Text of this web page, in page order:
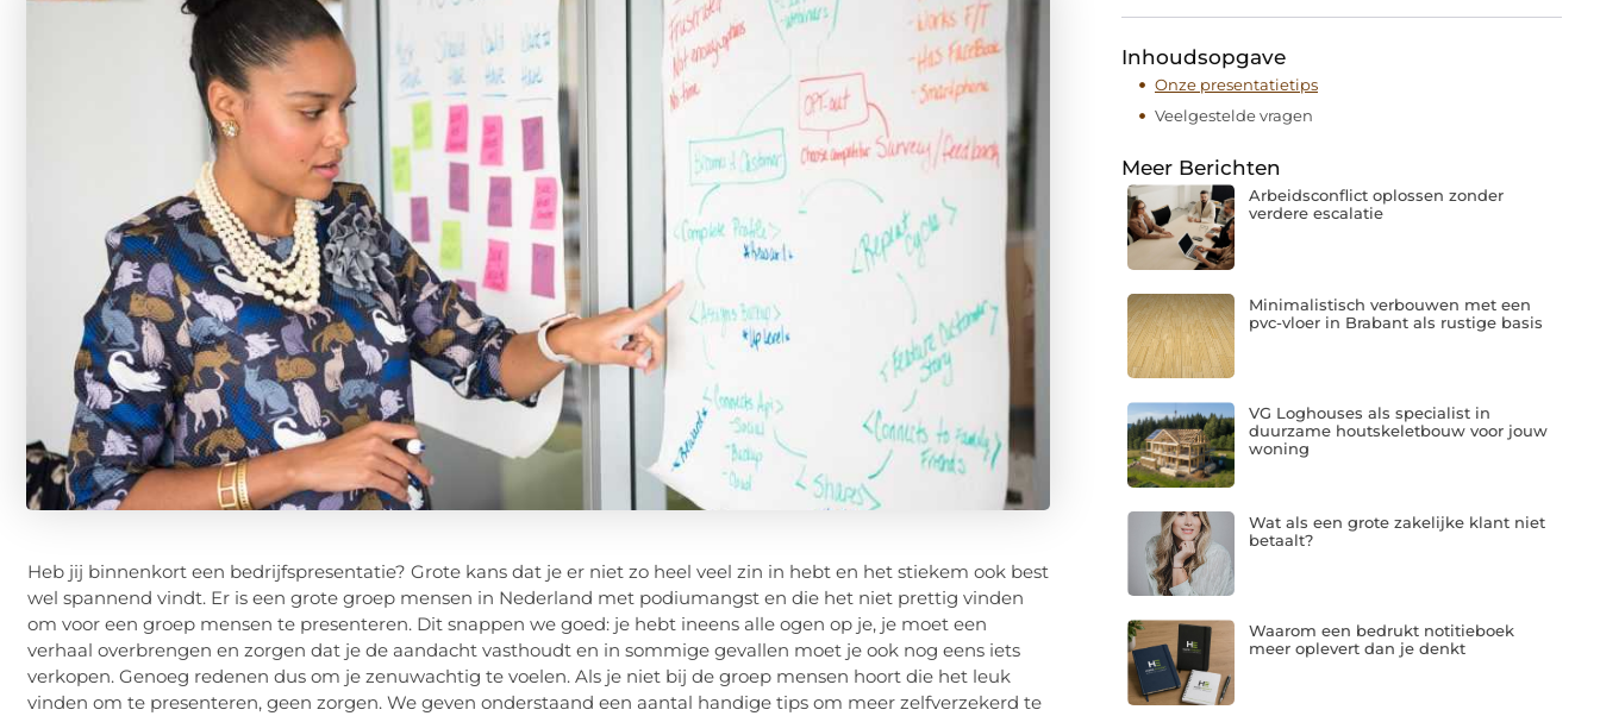
Heb jij binnenkort een bedrijfspresentatie? Grote kans dat je er niet zo heel veel zin in hebt en het stiekem ook best
wel spannend vindt. Er is een grote groep mensen in Nederland met podiumangst en die het niet prettig vinden
om voor een groep mensen te presenteren. Dit snappen we goed: je hebt ineens alle ogen op je, je moet een
verhaal overbrengen en zorgen dat je de aandacht vasthoudt en in sommige gevallen moet je ook nog eens iets
verkopen. Genoeg redenen dus om je zenuwachtig te voelen. Als je niet bij de groep mensen hoort die het leuk
vinden om te presenteren, geen zorgen. We geven onderstaand een aantal handige tips om meer zelfverzekerd te
Inhoudsopgave
Onze presentatietips
Veelgestelde vragen
Meer Berichten
Arbeidsconflict oplossen zonder
verdere escalatie
Minimalistisch verbouwen met een
pvc-vloer in Brabant als rustige basis
VG Loghouses als specialist in
duurzame houtskeletbouw voor jouw
woning
Wat als een grote zakelijke klant niet
betaalt?
Waarom een bedrukt notitieboek
meer oplevert dan je denkt